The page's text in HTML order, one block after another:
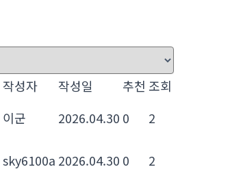
작성자 작성일 추천 조회
이군 2026.04.30 0 2
sky6100a 2026.04.30 0 2